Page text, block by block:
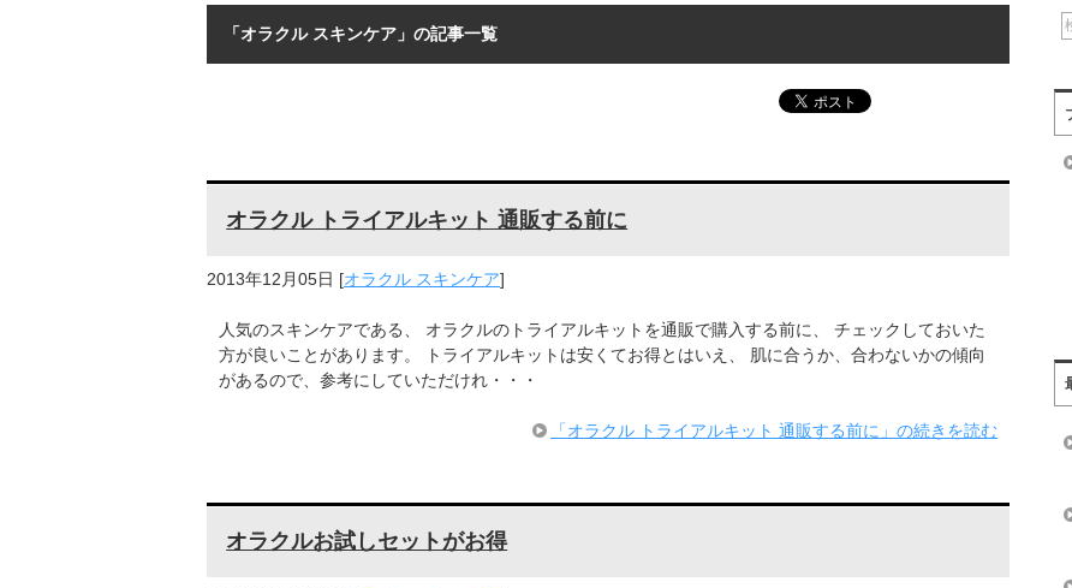
「オラクル スキンケア」の記事一覧
オラクル トライアルキット 通販する前に
2013年12月05日 [オラクル スキンケア]
人気のスキンケアである、 オラクルのトライアルキットを通販で購入する前に、 チェックしておいた
方が良いことがあります。 トライアルキットは安くてお得とはいえ、 肌に合うか、合わないかの傾向
があるので、参考にしていただけれ・・・
「オラクル トライアルキット 通販する前に」の続きを読む
オラクルお試しセットがお得